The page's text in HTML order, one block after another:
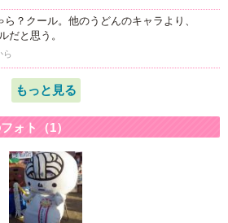
ら？クール。他のうどんのキャラより、
だと思う。
ら
もっと見る
ォト（1）